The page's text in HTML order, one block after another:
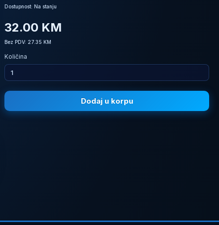
Dostupnost: Na stanju
32.00 KM
Bez PDV: 27.35 KM
Količina
Dodaj u korpu